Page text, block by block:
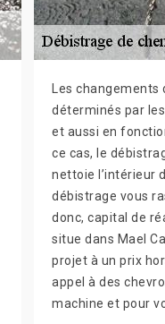
Les changements
déterminés par
et aussi en
ce cas, le
nettoie l’intérieur
débistrage vous
donc, capital de
situe dans Mael
projet à un prix
appel à des
machine et pour